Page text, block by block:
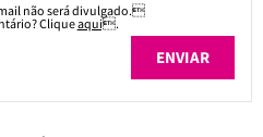
não será divulgado.
Cliqueaqui.